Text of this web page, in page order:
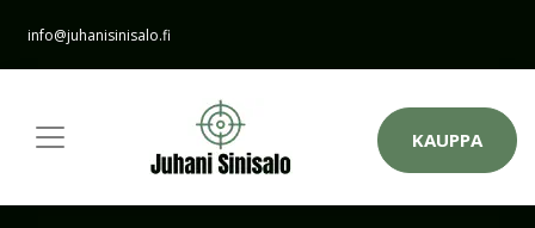
info@juhanisinisalo.fi
KAUPPA